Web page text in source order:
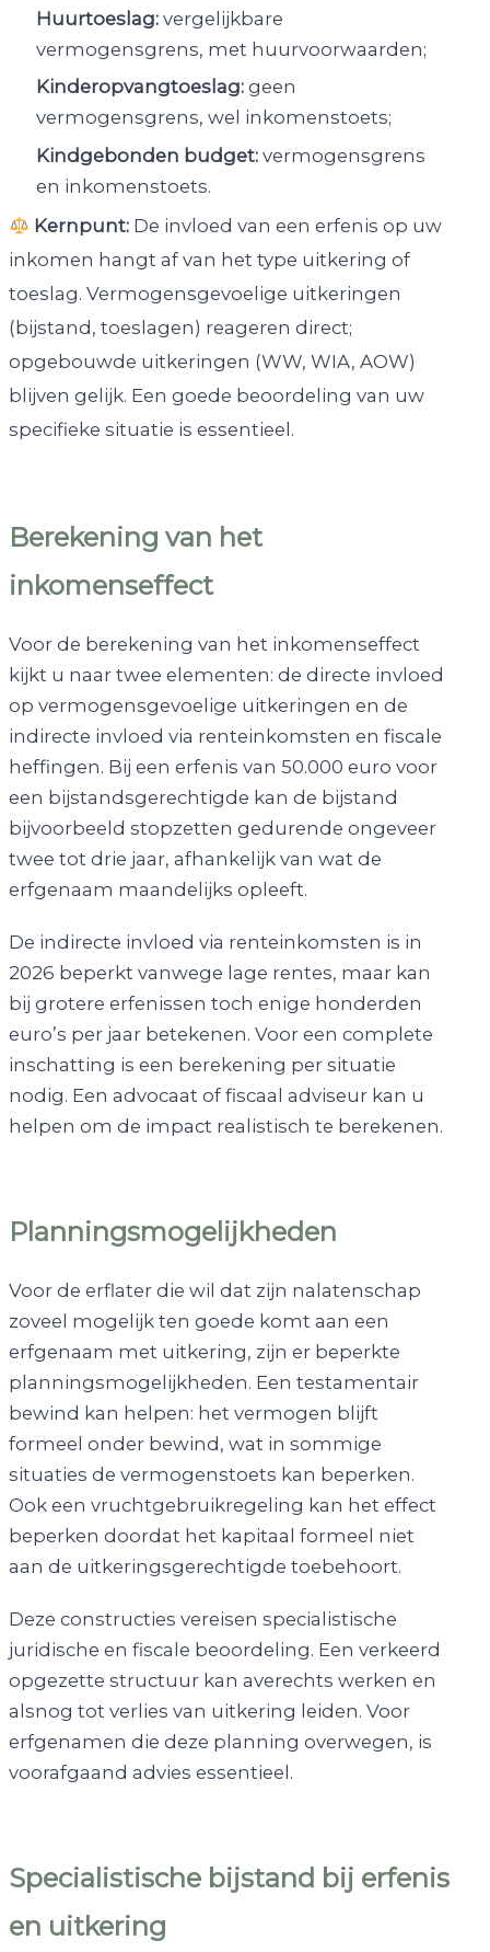
Huurtoeslag: vergelijkbare
vermogensgrens, met huurvoorwaarden;
Kinderopvangtoeslag: geen
vermogensgrens, wel inkomenstoets;
Kindgebonden budget: vermogensgrens
en inkomenstoets.
Kernpunt: De invloed van een erfenis op uw
inkomen hangt af van het type uitkering of
toeslag. Vermogensgevoelige uitkeringen
(bijstand, toeslagen) reageren direct;
opgebouwde uitkeringen (WW, WIA, AOW)
blijven gelijk. Een goede beoordeling van uw
specifieke situatie is essentieel.
Berekening van het
inkomenseffect
Voor de berekening van het inkomenseffect
kijkt u naar twee elementen: de directe invloed
op vermogensgevoelige uitkeringen en de
indirecte invloed via renteinkomsten en fiscale
heffingen. Bij een erfenis van 50.000 euro voor
een bijstandsgerechtigde kan de bijstand
bijvoorbeeld stopzetten gedurende ongeveer
twee tot drie jaar, afhankelijk van wat de
erfgenaam maandelijks opleeft.
De indirecte invloed via renteinkomsten is in
2026 beperkt vanwege lage rentes, maar kan
bij grotere erfenissen toch enige honderden
euro’s per jaar betekenen. Voor een complete
inschatting is een berekening per situatie
nodig. Een advocaat of fiscaal adviseur kan u
helpen om de impact realistisch te berekenen.
Planningsmogelijkheden
Voor de erflater die wil dat zijn nalatenschap
zoveel mogelijk ten goede komt aan een
erfgenaam met uitkering, zijn er beperkte
planningsmogelijkheden. Een testamentair
bewind kan helpen: het vermogen blijft
formeel onder bewind, wat in sommige
situaties de vermogenstoets kan beperken.
Ook een vruchtgebruikregeling kan het effect
beperken doordat het kapitaal formeel niet
aan de uitkeringsgerechtigde toebehoort.
Deze constructies vereisen specialistische
juridische en fiscale beoordeling. Een verkeerd
opgezette structuur kan averechts werken en
alsnog tot verlies van uitkering leiden. Voor
erfgenamen die deze planning overwegen, is
voorafgaand advies essentieel.
Specialistische bijstand bij erfenis
en uitkering